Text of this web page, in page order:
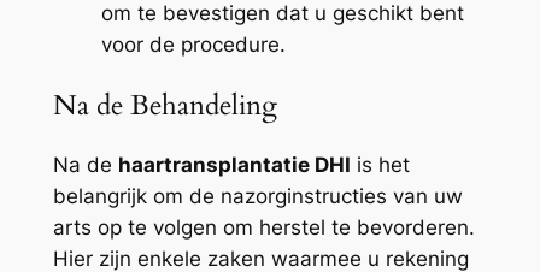
om te bevestigen dat u geschikt bent
voor de procedure.
Na de Behandeling
Na de haartransplantatie DHI is het
belangrijk om de nazorginstructies van uw
arts op te volgen om herstel te bevorderen.
Hier zijn enkele zaken waarmee u rekening